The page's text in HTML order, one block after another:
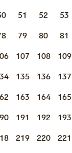
51 52 53
79 80 81
107 108 109
135 136 137
163 164 165
191 192 193
219 220 221